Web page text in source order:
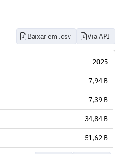
Baixar em .csv Via API
2025
7,94 B
7,39 B
34,84 B
-51,62 B